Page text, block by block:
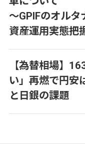
～GPIFのオル
資産運用実態把
【為替相場】
い」再燃で円安
と日銀の課題